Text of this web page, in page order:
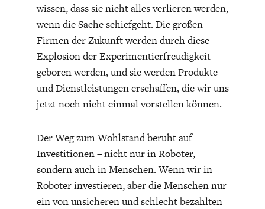
wissen, dass sie nicht alles verlieren werden,
wenn die Sache schiefgeht. Die großen
Firmen der Zukunft werden durch diese
Explosion der Experimentierfreudigkeit
geboren werden, und sie werden Produkte
und Dienstleistungen erschaffen, die wir uns
jetzt noch nicht einmal vorstellen können.
Der Weg zum Wohlstand beruht auf
Investitionen – nicht nur in Roboter,
sondern auch in Menschen. Wenn wir in
Roboter investieren, aber die Menschen nur
ein von unsicheren und schlecht bezahlten